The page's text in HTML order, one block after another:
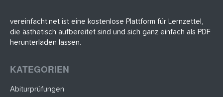
vereinfacht.net ist eine kostenlose Plattform für Lernzettel,
die ästhetisch aufbereitet sind und sich ganz einfach als PDF
herunterladen lassen.
KATEGORIEN
Abiturprüfungen